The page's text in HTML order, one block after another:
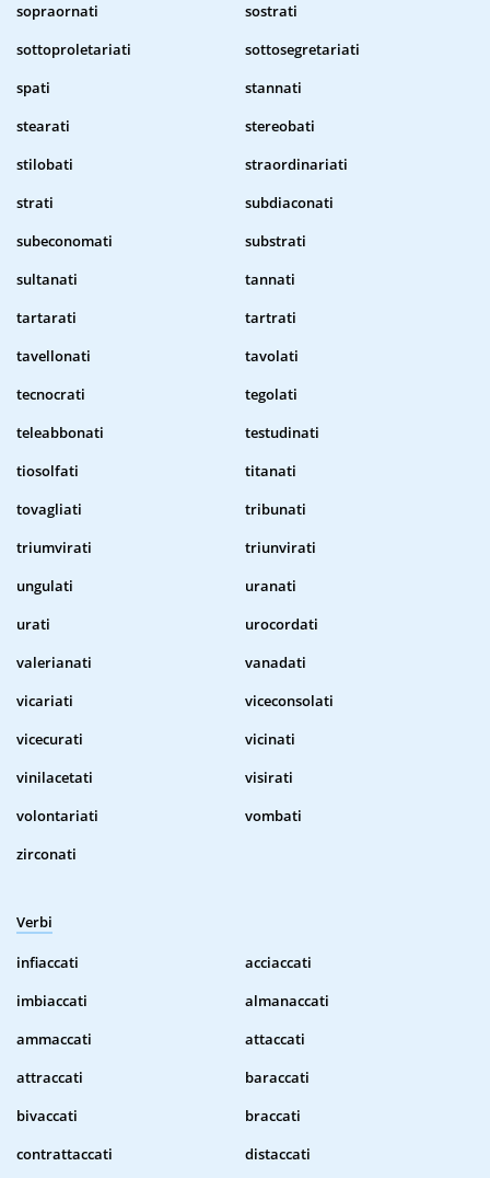
sopraornati
sostrati
sottoproletariati
sottosegretariati
spati
stannati
stearati
stereobati
stilobati
straordinariati
strati
subdiaconati
subeconomati
substrati
sultanati
tannati
tartarati
tartrati
tavellonati
tavolati
tecnocrati
tegolati
teleabbonati
testudinati
tiosolfati
titanati
tovagliati
tribunati
triumvirati
triunvirati
ungulati
uranati
urati
urocordati
valerianati
vanadati
vicariati
viceconsolati
vicecurati
vicinati
vinilacetati
visirati
volontariati
vombati
zirconati
Verbi
infiaccati
acciaccati
imbiaccati
almanaccati
ammaccati
attaccati
attraccati
baraccati
bivaccati
braccati
contrattaccati
distaccati